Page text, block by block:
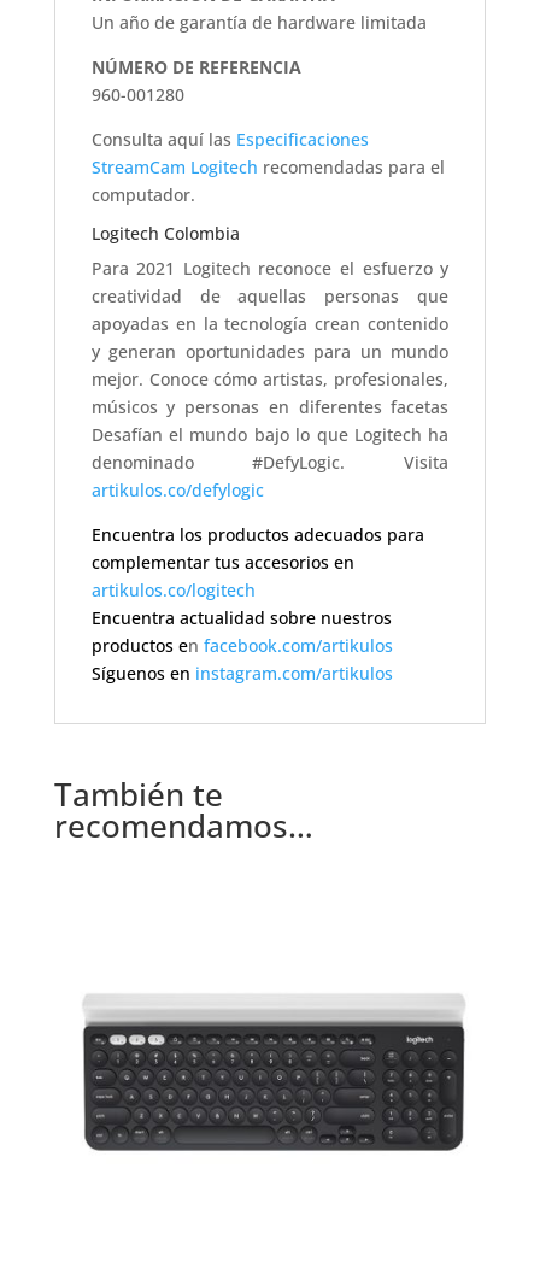
Un año de garantía de hardware limitada
NÚMERO DE REFERENCIA
960-001280
Consulta aquí las Especificaciones
StreamCam Logitech recomendadas para el
computador.
Logitech Colombia
Para 2021 Logitech reconoce el esfuerzo y
creatividad de aquellas personas que
apoyadas en la tecnología crean contenido
y generan oportunidades para un mundo
mejor. Conoce cómo artistas, profesionales,
músicos y personas en diferentes facetas
Desafían el mundo bajo lo que Logitech ha
denominado #DefyLogic. Visita
artikulos.co/defylogic
Encuentra los productos adecuados para
complementar tus accesorios en
artikulos.co/logitech
Encuentra actualidad sobre nuestros
productos en facebook.com/artikulos
Síguenos en instagram.com/artikulos
También te
recomendamos…